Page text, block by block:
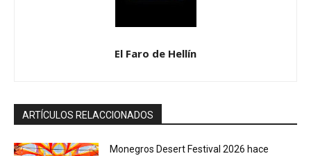
El Faro de Hellín
ARTÍCULOS RELACCIONADOS
Monegros Desert Festival 2026 hace